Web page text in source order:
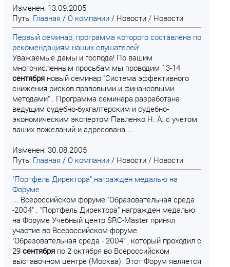
Изменен: 13.09.2005
Путь: Главная / О компании / Новости / Новости
Первый семинар, программа которого составлена по
рекомендациям наших слушателей!
Уважаемые дамы и господа! По вашим
многочисленным просьбам мы проводим 13-14
сентября новый семинар "Система эффективного
снижения рисков правовыми и финансовыми
методами" . Программа семинара разработана
ведущим судебно-бухгалтерским и судебно-
экономическим экспертом Павленко Н. А. с учетом
ваших пожеланий и адресована ...
Изменен: 30.08.2005
Путь: Главная / О компании / Новости / Новости
"Портфель Директора" награжден медалью на
Форуме
... Всероссийском форуме "Образовательная среда
-2004" . "Портфель Директора" награжден медалью
на Форуме Учебный центр SRC-Master принял
участие во Всероссийском форуме
"Образовательная среда - 2004" , который проходил с
29 сентября по 2 октября во Всероссийском
выставочном центре (Москва). Этот Форум является